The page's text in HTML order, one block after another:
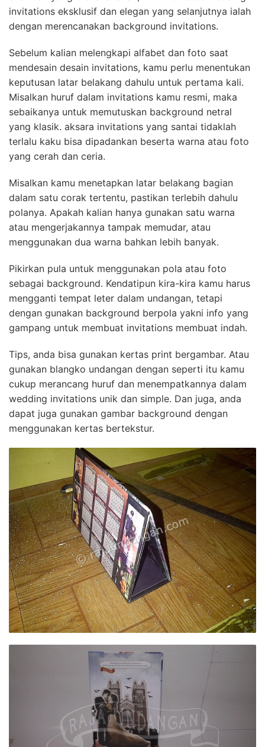
invitations eksklusif dan elegan yang selanjutnya ialah
dengan merencanakan background invitations.
Sebelum kalian melengkapi alfabet dan foto saat
mendesain desain invitations, kamu perlu menentukan
keputusan latar belakang dahulu untuk pertama kali.
Misalkan huruf dalam invitations kamu resmi, maka
sebaikanya untuk memutuskan background netral
yang klasik. aksara invitations yang santai tidaklah
terlalu kaku bisa dipadankan beserta warna atau foto
yang cerah dan ceria.
Misalkan kamu menetapkan latar belakang bagian
dalam satu corak tertentu, pastikan terlebih dahulu
polanya. Apakah kalian hanya gunakan satu warna
atau mengerjakannya tampak memudar, atau
menggunakan dua warna bahkan lebih banyak.
Pikirkan pula untuk menggunakan pola atau foto
sebagai background. Kendatipun kira-kira kamu harus
mengganti tempat leter dalam undangan, tetapi
dengan gunakan background berpola yakni info yang
gampang untuk membuat invitations membuat indah.
Tips, anda bisa gunakan kertas print bergambar. Atau
gunakan blangko undangan dengan seperti itu kamu
cukup merancang huruf dan menempatkannya dalam
wedding invitations unik dan simple. Dan juga, anda
dapat juga gunakan gambar background dengan
menggunakan kertas bertekstur.